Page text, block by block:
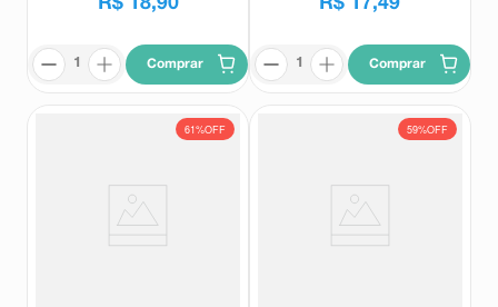
Comprar Comprar
61%OFF
Infralax 30 Comprimidos
59%OFF
Acetilcisteína 200mg EMS